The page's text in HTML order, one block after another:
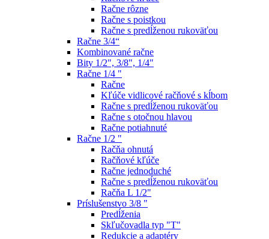
Račne rôzne
Račne s poistkou
Račne s predĺženou rukoväťou
Račne 3/4“
Kombinované račne
Bity 1/2", 3/8", 1/4"
Račne 1/4 "
Račne
Kľúče vidlicové račňové s kĺbom
Račne s predĺženou rukoväťou
Račne s otočnou hlavou
Račne potiahnuté
Račne 1/2 "
Račňa ohnutá
Račňové kľúče
Račne jednoduché
Račne s predĺženou rukoväťou
Račňa L 1/2"
Príslušenstvo 3/8 "
Predĺženia
Skľučovadla typ "T"
Redukcie a adaptéry